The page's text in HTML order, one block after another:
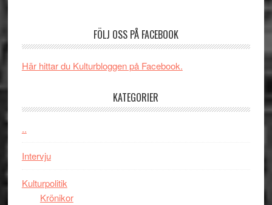
Chan
kan
serie:
om
FÖLJ OSS PÅ FACEBOOK
Här hittar du Kulturbloggen på Facebook.
KATEGORIER
..
Intervju
Kulturpolitik
Krönikor